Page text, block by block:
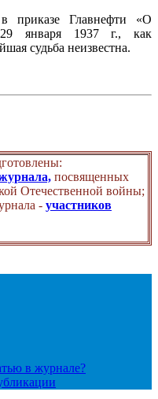
приказе Главнефти «О
января 1937 г., как
судьба неизвестна.
посвященных
Отечественной войны;
- участников
в журнале?